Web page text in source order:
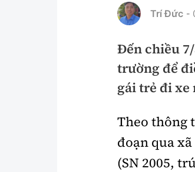
Trí Đức -
Đến chiều
trường để
gái trẻ đi xe
Theo thông
đoạn qua
(SN 2005,